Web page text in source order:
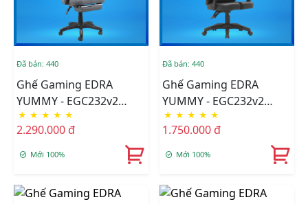
Đã bán: 440
Ghế Gaming EDRA
YUMMY - EGC232v2
Fabric
★ ★ ★ ★ ★
2.290.000 đ
Mới 100%
Đã bán: 440
Ghế Gaming EDRA
YUMMY - EGC232v2
(Black)
★ ★ ★ ★ ★
1.750.000 đ
Mới 100%